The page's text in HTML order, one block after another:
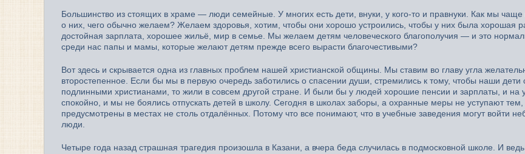
Большинство из стоящих в храме — люди семейные. У многих есть дети, внуки, у кого-то и правнуки. Как мы чаще
о них, чего обычно желаем? Желаем здоровья, хотим, чтобы они хорошо устроились, чтобы у них была хорошая
достойная зарплата, хорошее жильё, мир в семье. Мы желаем детям человеческого благополучия — и это
среди нас папы и мамы, которые желают детям прежде всего вырасти благочестивыми?
Вот здесь и скрывается одна из главных проблем нашей христианской общины. Мы ставим во главу угла
второстепенное. Если бы мы в первую очередь заботились о спасении души, стремились к тому, чтобы наши дети
подлинными христианами, то жили в совсем другой стране. И были бы у людей хорошие пенсии и зарплаты, и на
спокойно, и мы не боялись отпускать детей в школу. Сегодня в школах заборы, а охранные меры не уступают тем,
предусмотрены в местах не столь отдалённых. Потому что все понимают, что в учебные заведения могут войти
люди.
Четыре года назад страшная трагедия произошла в Казани, а вчера беда случилась в подмосковной школе. И ведь